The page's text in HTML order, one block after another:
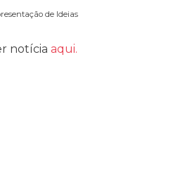
de Ideias
notíciaaqui.